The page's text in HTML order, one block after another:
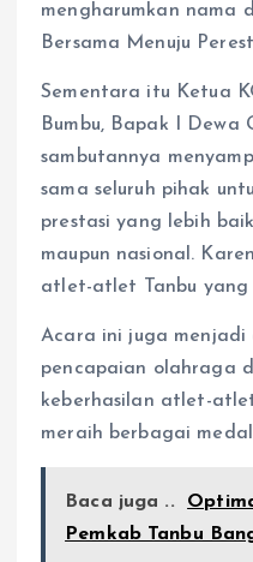
mengharumkan nama
Bersama Menuju
Sementara itu Ketua
Bumbu, Bapak I Dewa
sambutannya
sama seluruh pihak
prestasi yang lebih
maupun nasional.
atlet-atlet Tanbu yang
Acara ini juga
pencapaian olahraga
keberhasilan atlet-
meraih berbagai
Baca juga ..
Pemkab Tanbu